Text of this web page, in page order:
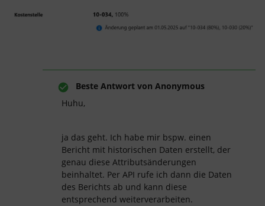
Beste Antwort von Anonymous
Huhu,
ja das geht. Ich habe mir bspw. einen
Bericht mit historischen Daten erstellt, der
genau diese Attributsänderungen
beinhaltet. Per API rufe ich dann die Daten
des Berichts ab und kann diese
entsprechend weiterverarbeiten.